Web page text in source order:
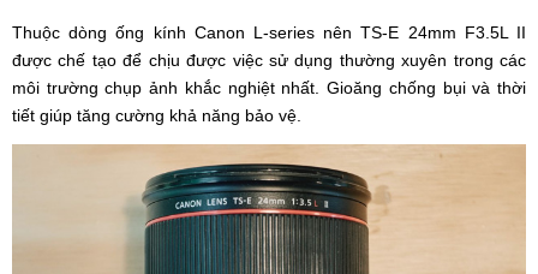
Thuộc dòng ống kính Canon L-series nên TS-E 24mm F3.5L II
được chế tạo để chịu được việc sử dụng thường xuyên trong các
môi trường chụp ảnh khắc nghiệt nhất. Gioăng chống bụi và thời
tiết giúp tăng cường khả năng bảo vệ.